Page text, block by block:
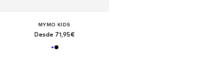
MYMO KIDS
Desde 71,95€